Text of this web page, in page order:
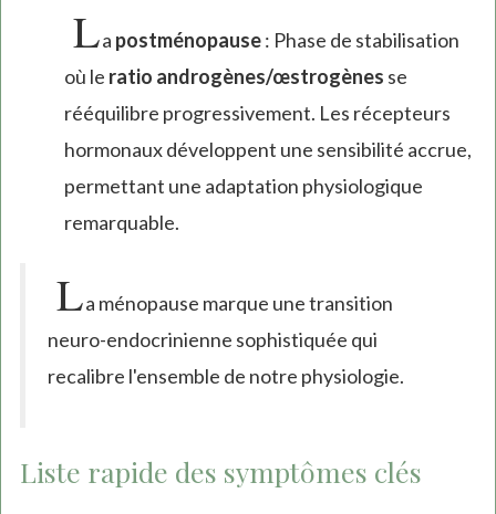
La postménopause: Phase de stabilisation
où le ratio androgènes/œstrogènes se
rééquilibre progressivement. Les récepteurs
hormonaux développent une sensibilité accrue,
permettant une adaptation physiologique
remarquable.
La ménopause marque une transition
neuro-endocrinienne sophistiquée qui
recalibre l'ensemble de notre physiologie.
Liste rapide des symptômes clés